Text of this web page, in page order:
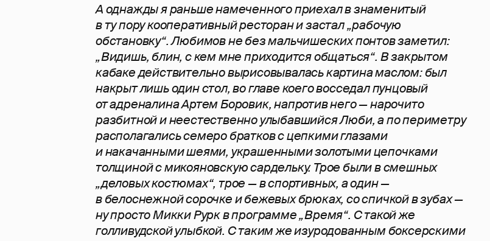
А однажды я раньше намеченного приехал в знаменитый
в ту пору кооперативный ресторан и застал „рабочую
обстановку“. Любимов не без мальчишеских понтов заметил:
„Видишь, блин, с кем мне приходится общаться“. В закрытом
кабаке действительно вырисовывалась картина маслом: был
накрыт лишь один стол, во главе коего восседал пунцовый
от адреналина Артем Боровик, напротив него — нарочито
разбитной и неестественно улыбавшийся Люби, а по периметру
располагались семеро братков с цепкими глазами
и накачанными шеями, украшенными золотыми цепочками
толщиной с микояновскую сардельку. Трое были в смешных
„деловых костюмах“, трое — в спортивных, а один —
в белоснежной сорочке и бежевых брюках, со спичкой в зубах —
ну просто Микки Рурк в программе „Время“. С такой же
голливудской улыбкой. С таким же изуродованным боксерскими